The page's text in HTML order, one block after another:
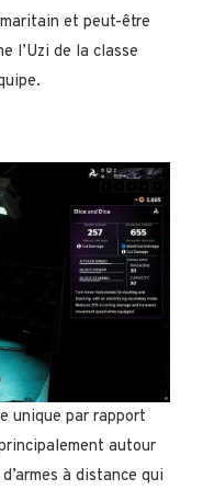
et peut-être
l’Uzi de la classe
unique par rapport
autour
à distance qui